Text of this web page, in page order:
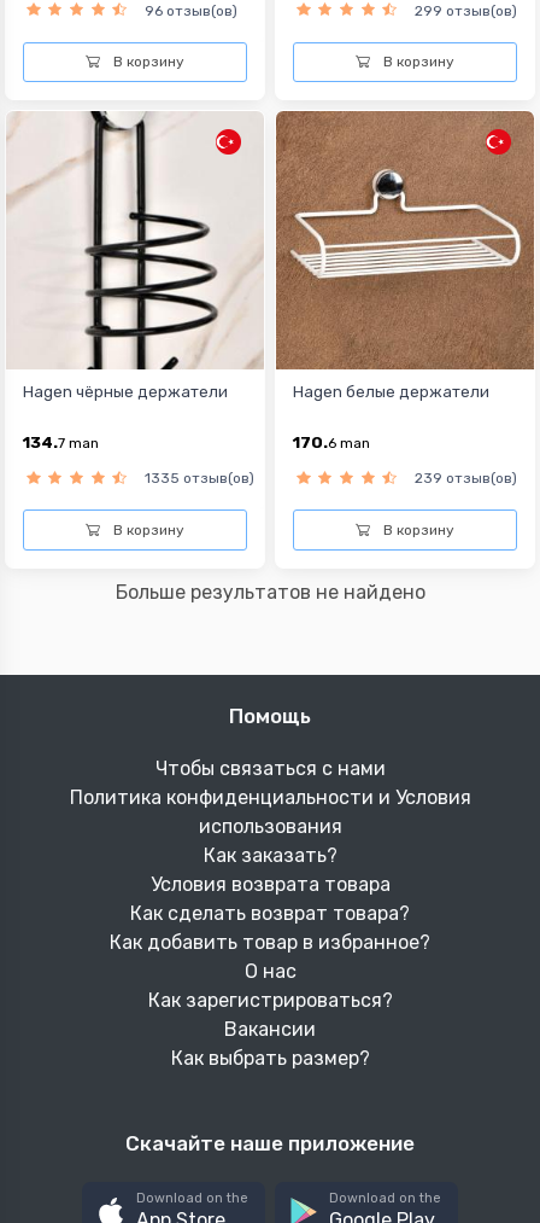
96 отзыв(ов)
В корзину
299 отзыв(ов)
В корзину
Hagen чёрные держатели
134.7 man
1335 отзыв(ов)
В корзину
Hagen белые держатели
170.6 man
239 отзыв(ов)
В корзину
Больше результатов не найдено
Помощь
Чтобы связаться с нами
Политика конфиденциальности и Условия
использования
Как заказать?
Условия возврата товара
Как сделать возврат товара?
Как добавить товар в избранное?
О нас
Как зарегистрироваться?
Вакансии
Как выбрать размер?
Скачайте наше приложение
Download on the Download on the